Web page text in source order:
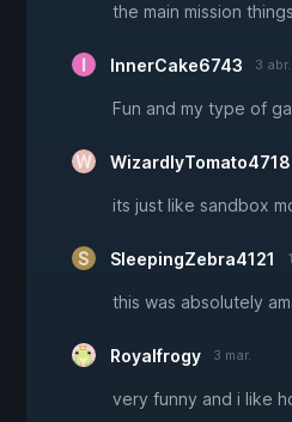
the main mission things
InnerCake6743 3 abr.
Fun and my type of
WizardlyTomato4718
its just like sandbox
SleepingZebra4121
this was absolutely
Royalfrogy 3 mar.
very funny and i like